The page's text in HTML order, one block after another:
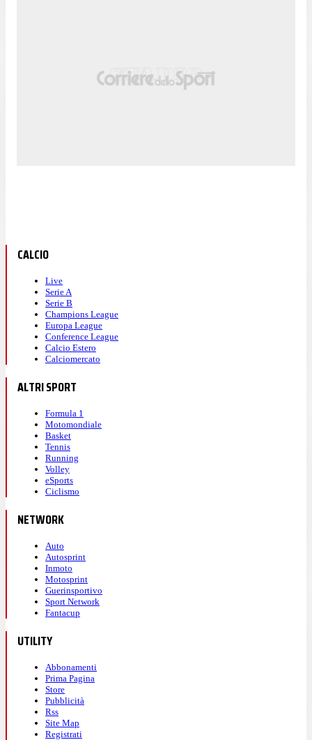
CALCIO
Live
Serie A
Serie B
Champions League
Europa League
Conference League
Calcio Estero
Calciomercato
ALTRI SPORT
Formula 1
Motomondiale
Basket
Tennis
Running
Volley
eSports
Ciclismo
NETWORK
Auto
Autosprint
Inmoto
Motosprint
Guerinsportivo
Sport Network
Fantacup
UTILITY
Abbonamenti
Prima Pagina
Store
Pubblicità
Rss
Site Map
Registrati